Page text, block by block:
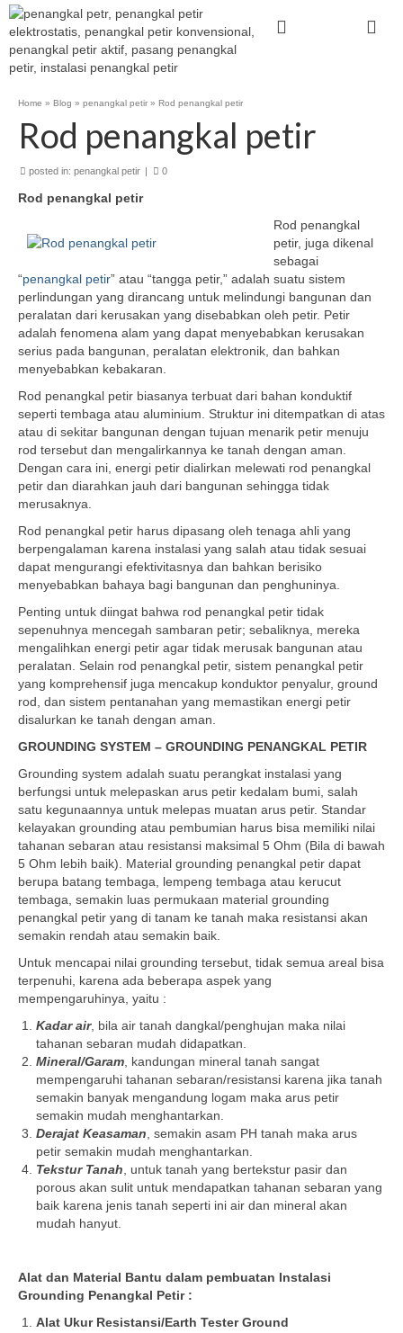
Home » Blog » penangkal petir » Rod penangkal petir
Rod penangkal petir
posted in: penangkal petir | 0
Rod penangkal petir
Rod penangkal
petir, juga dikenal
sebagai
“penangkal petir” atau “tangga petir,” adalah suatu sistem
perlindungan yang dirancang untuk melindungi bangunan dan
peralatan dari kerusakan yang disebabkan oleh petir. Petir
adalah fenomena alam yang dapat menyebabkan kerusakan
serius pada bangunan, peralatan elektronik, dan bahkan
menyebabkan kebakaran.
Rod penangkal petir biasanya terbuat dari bahan konduktif
seperti tembaga atau aluminium. Struktur ini ditempatkan di atas
atau di sekitar bangunan dengan tujuan menarik petir menuju
rod tersebut dan mengalirkannya ke tanah dengan aman.
Dengan cara ini, energi petir dialirkan melewati rod penangkal
petir dan diarahkan jauh dari bangunan sehingga tidak
merusaknya.
Rod penangkal petir harus dipasang oleh tenaga ahli yang
berpengalaman karena instalasi yang salah atau tidak sesuai
dapat mengurangi efektivitasnya dan bahkan berisiko
menyebabkan bahaya bagi bangunan dan penghuninya.
Penting untuk diingat bahwa rod penangkal petir tidak
sepenuhnya mencegah sambaran petir; sebaliknya, mereka
mengalihkan energi petir agar tidak merusak bangunan atau
peralatan. Selain rod penangkal petir, sistem penangkal petir
yang komprehensif juga mencakup konduktor penyalur, ground
rod, dan sistem pentanahan yang memastikan energi petir
disalurkan ke tanah dengan aman.
GROUNDING SYSTEM – GROUNDING PENANGKAL PETIR
Grounding system adalah suatu perangkat instalasi yang
berfungsi untuk melepaskan arus petir kedalam bumi, salah
satu kegunaannya untuk melepas muatan arus petir. Standar
kelayakan grounding atau pembumian harus bisa memiliki nilai
tahanan sebaran atau resistansi maksimal 5 Ohm (Bila di bawah
5 Ohm lebih baik). Material grounding penangkal petir dapat
berupa batang tembaga, lempeng tembaga atau kerucut
tembaga, semakin luas permukaan material grounding
penangkal petir yang di tanam ke tanah maka resistansi akan
semakin rendah atau semakin baik.
Untuk mencapai nilai grounding tersebut, tidak semua areal bisa
terpenuhi, karena ada beberapa aspek yang
mempengaruhinya, yaitu :
Kadar air, bila air tanah dangkal/penghujan maka nilai
tahanan sebaran mudah didapatkan.
Mineral/Garam , kandungan mineral tanah sangat
mempengaruhi tahanan sebaran/resistansi karena jika tanah
semakin banyak mengandung logam maka arus petir
semakin mudah menghantarkan.
Derajat Keasaman , semakin asam PH tanah maka arus
petir semakin mudah menghantarkan.
Tekstur Tanah , untuk tanah yang bertekstur pasir dan
porous akan sulit untuk mendapatkan tahanan sebaran yang
baik karena jenis tanah seperti ini air dan mineral akan
mudah hanyut.
Alat dan Material Bantu dalam pembuatan Instalasi
Grounding Penangkal Petir :
Alat Ukur Resistansi/Earth Tester Ground